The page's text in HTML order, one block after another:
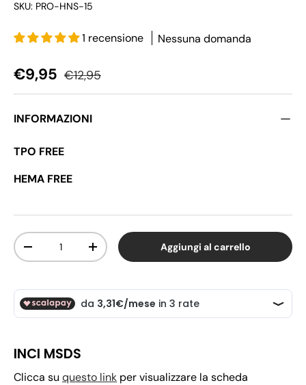
SKU: PRO-HNS-15
1 recensione Nessuna domanda
Prezzo di vendita
€9,95 Prezzo normale
€12,95
INFORMAZIONI
TPO FREE
HEMA FREE
Q.tà
Diminuire la quantitàAumenta la quantitàAggiungi al carrello
INCI MSDS
Clicca su questo link per visualizzare la scheda